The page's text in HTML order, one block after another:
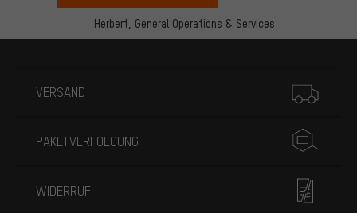
Herbert, General Operations & Services
VERSAND
PAKETVERFOLGUNG
WIDERRUF